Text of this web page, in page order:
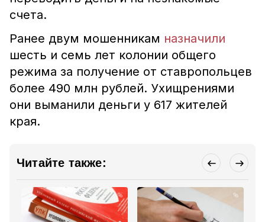
счета.
Ранее двум мошенникам назначили
шесть и семь лет колонии общего
режима за получение от ставропольцев
более 490 млн рублей. Ухищрениями
они выманили деньги у 617 жителей
края.
Читайте также: